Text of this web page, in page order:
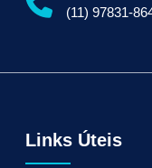
para Empresas Serviços
Estratégias de
Marketing de Busca
(11) 97831-
Links Úteis